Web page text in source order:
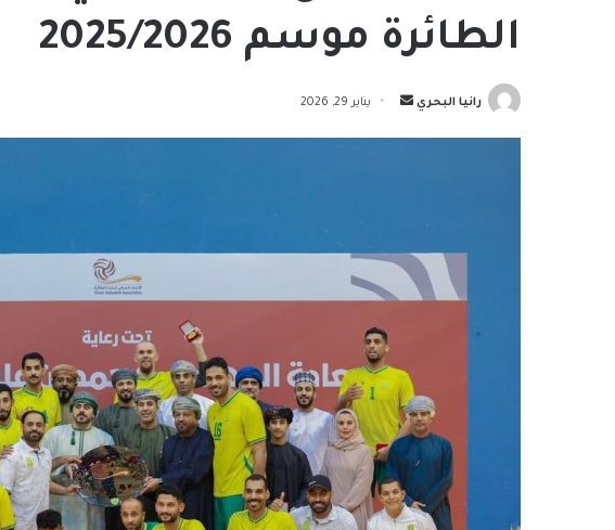
الطائرة موسم 2025/2026
رانيا البحري
أرسل يناير 29, 2026